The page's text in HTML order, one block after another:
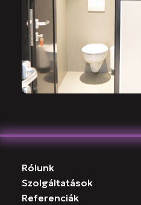
Rólunk
Szolgáltatások
Referenciák